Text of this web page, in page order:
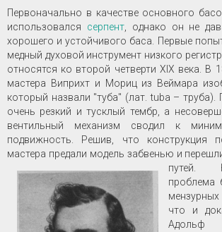
Первоначально в качестве основного
использовался серпент, однако он не
хорошего и устойчивого баса. Первые
медный духовой инструмент низкого
относятся ко второй четверти XIX века. В
мастера Виприхт и Мориц из Веймара
который назвали "туба" (лат. tuba – труба).
очень резкий и тусклый тембр, а
вентильный механизм сводил к
подвижность. Решив, что конструкция
мастера предали модель забвенью и
путей.
проблема
что и